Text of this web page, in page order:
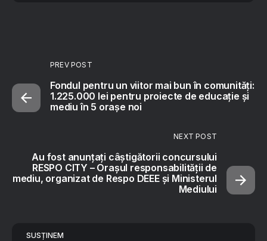
PREV POST
Fondul pentru un viitor mai bun în comunități:
1.225.000 lei pentru proiecte de educație și
mediu în 5 orașe noi
NEXT POST
Au fost anunțați câștigătorii concursului
RESPO CITY – Oraşul responsabilității de
mediu, organizat de Respo DEEE și Ministerul
Mediului
SUSȚINEM